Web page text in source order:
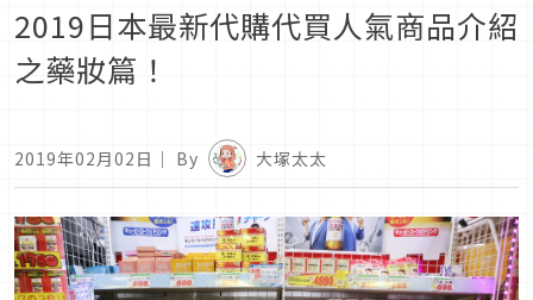
2019日本最新代購代買人氣商品介紹
之藥妝篇！
2019年02月02日 ｜ By 大塚太太